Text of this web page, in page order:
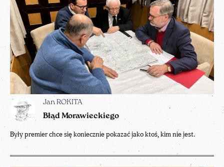
Jan ROKITA
Błąd Morawieckiego
Były premier chce się koniecznie pokazać jako ktoś, kim nie jest.